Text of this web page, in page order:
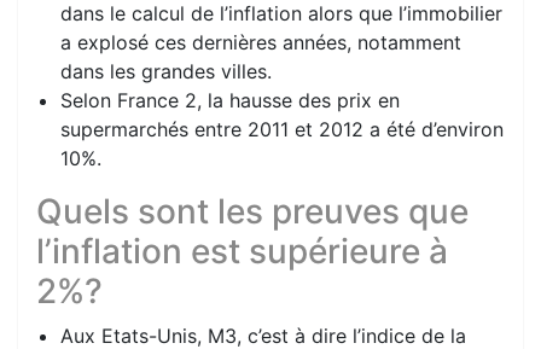
dans le calcul de l’inflation alors que l’immobilier
a explosé ces dernières années, notamment
dans les grandes villes.
Selon France 2, la hausse des prix en
supermarchés entre 2011 et 2012 a été d’environ
10%.
Quels sont les preuves que
l’inflation est supérieure à
2%?
Aux Etats-Unis, M3, c’est à dire l’indice de la